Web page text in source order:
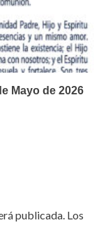
Mayo de 2026
publicada. Los